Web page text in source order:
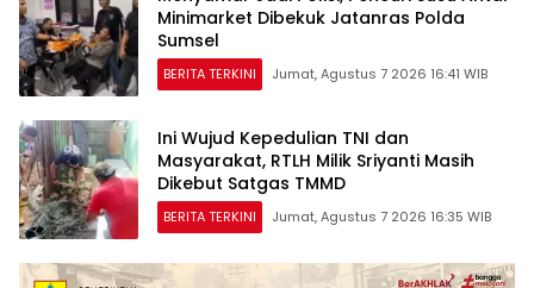
Minimarket Dibekuk Jatanras Polda
Sumsel
BERITA TERKINI Jumat, Agustus 7 2026 16:41 WIB
Ini Wujud Kepedulian TNI dan
Masyarakat, RTLH Milik Sriyanti Masih
Dikebut Satgas TMMD
BERITA TERKINI Jumat, Agustus 7 2026 16:35 WIB